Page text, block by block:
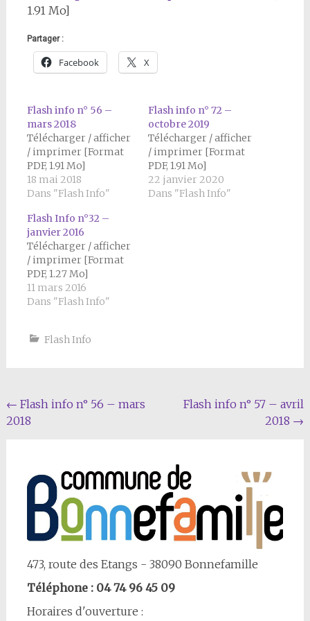
1.91 Mo]
Partager :
Facebook X
Flash info n° 56 –
mars 2018
Télécharger / afficher
/ imprimer [Format
PDF, 1.91 Mo]
18 mai 2018
Dans "Flash Info"
Flash info n° 72 –
octobre 2019
Télécharger / afficher
/ imprimer [Format
PDF, 1.91 Mo]
22 janvier 2020
Dans "Flash Info"
Flash Info n°32 –
janvier 2016
Télécharger / afficher
/ imprimer [Format
PDF, 1.27 Mo]
11 mars 2016
Dans "Flash Info"
Flash Info
Navigation
Article
← Flash info n° 56 – mars
2018
Flash info n° 57 – avril
2018 →
473, route des Etangs - 38090 Bonnefamille
Téléphone : 04 74 96 45 09
Horaires d'ouverture :